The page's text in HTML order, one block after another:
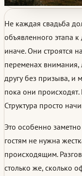
Не каждая свадьба
объявленного этапа
иначе. Они строятся
переменах внимания,
другу без призыва, и
пока они
Структура просто
Это особенно
гостям не нужна
происходящим.
столько же, сколько